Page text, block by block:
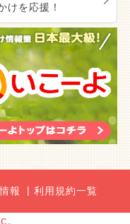
けを応援！
報 利用規約一覧